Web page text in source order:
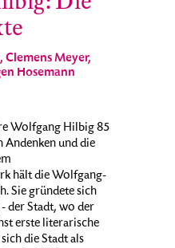
Meyer,
Hosemann
Wolfgang Hilbig 85
Andenken und die
hält die Wolfgang-
Sie gründete sich
der Stadt, wo der
erste literarische
die Stadt als